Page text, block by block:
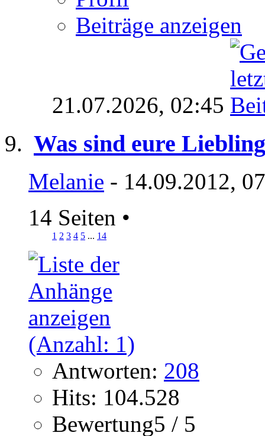
Beiträge anzeigen
21.07.2026, 02:45
Was sind eure
Melanie - 14.09.2012,
14 Seiten •
1 2 3 4 5 ... 14
Antworten: 208
Hits: 104.528
Bewertung5 / 5